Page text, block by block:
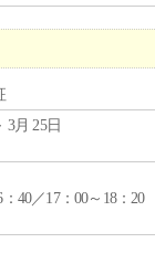
3月 25日
：40／17：00～18：20